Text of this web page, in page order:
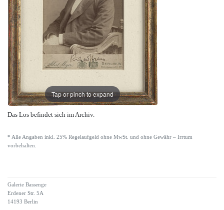
Tap or pinch to expand
Das Los befindet sich im Archiv.
* Alle Angaben inkl. 25% Regelaufgeld ohne MwSt. und ohne Gewähr – Irrtum
vorbehalten.
Galerie Bassenge
Erdener Str. 5A
14193 Berlin